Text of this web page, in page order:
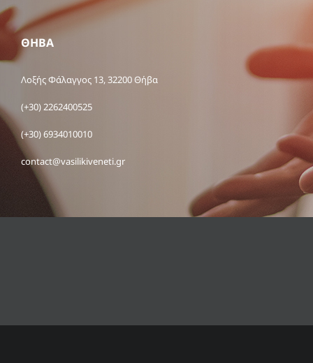
ΘΗΒΑ
Λοξής Φάλαγγος 13, 32200 Θήβα
(+30) 2262400525
(+30) 6934010010
contact@vasilikiveneti.gr